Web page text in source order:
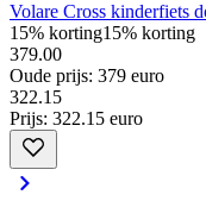
Volare Cross kinderfiets
15% korting15% korting
379.00
Oude prijs: 379 euro
322.15
Prijs: 322.15 euro